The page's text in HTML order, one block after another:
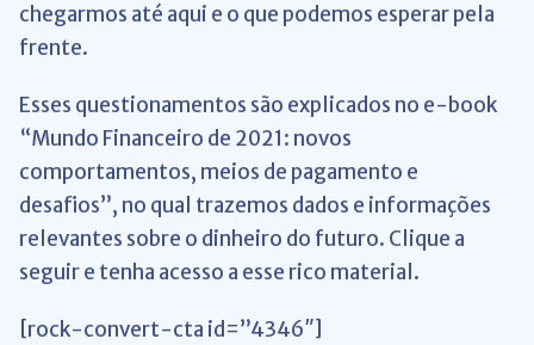
chegarmos até aqui e o que podemos esperar pela
frente.
Esses questionamentos são explicados no e-book
“Mundo Financeiro de 2021: novos
comportamentos, meios de pagamento e
desafios”, no qual trazemos dados e informações
relevantes sobre o dinheiro do futuro. Clique a
seguir e tenha acesso a esse rico material.
[rock-convert-cta id=”4346″]